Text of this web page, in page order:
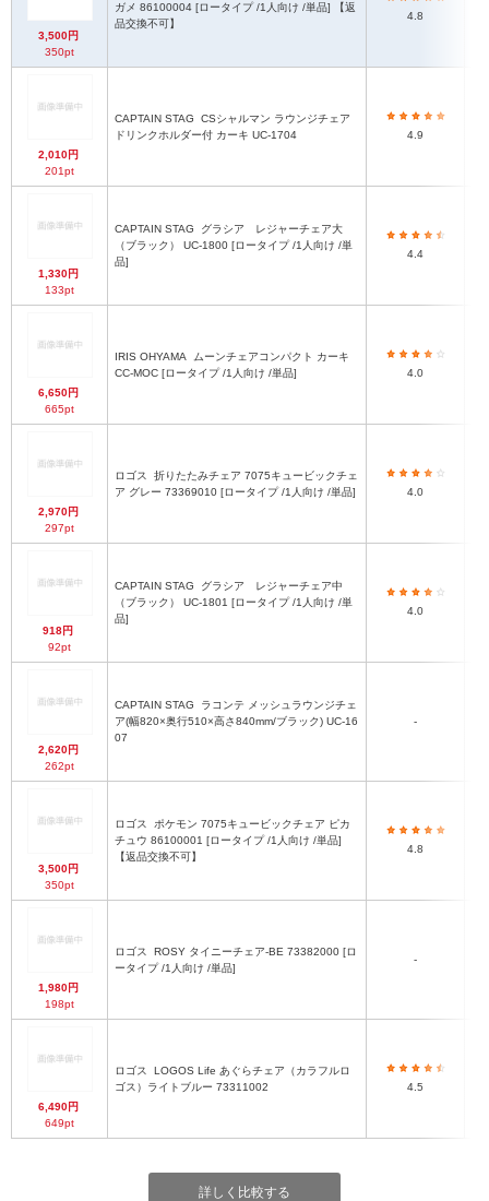
3,500円
350pt
ガメ 86100004 [ロータイプ /1人向け /単品] 【返
品交換不可】
4.8
2,010円
201pt
CAPTAIN STAG
ドリンクホルダー付 カーキ UC-1704
4.9
1,330円
133pt
CAPTAIN STAG
（ブラック） UC-1800 [ロータイプ /1人向け /単
品]
4.4
6,650円
665pt
IRIS OHYAMA
CC-MOC [ロータイプ /1人向け /単品]
4.0
2,970円
297pt
ロゴス
ア グレー 73369010 [ロータイプ /1人向け /単品]
4.0
918円
92pt
CAPTAIN STAG
（ブラック） UC-1801 [ロータイプ /1人向け /単
品]
4.0
2,620円
262pt
CAPTAIN STAG
ア(幅820×奥行510×高さ840mm/ブラック) UC-16
07
-
3,500円
350pt
ロゴス
チュウ 86100001 [ロータイプ /1人向け /単品]
【返品交換不可】
4.8
1,980円
198pt
ロゴス
ータイプ /1人向け /単品]
-
6,490円
649pt
ロゴス
ゴス）ライトブルー 73311002
4.5
詳しく比較する